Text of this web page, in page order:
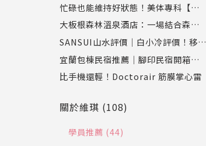
忙碌也能維持好狀態！美体專科【超眠
錠】評價：幫助入睡同時促進新陳代
謝，專業營養師推薦
大板根森林溫泉酒店：一場結合森林、
恐龍與溫泉的奇幻之旅
SANSUI山水評價｜白小冷評價！移動
式水冷扇實測，靜涼潤風循環水冷扇S
C-F9讓夏天舒服又省電
宜蘭包棟民宿推薦｜腳印民宿開箱：親
子、寵物、好友聚會都適合的壯圍新開
幕Villa
比手機還輕！Doctorair 筋膜掌心雷
關於維琪 (108)
學員推薦 (44)